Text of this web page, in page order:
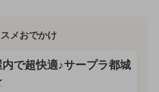
メおでかけ
内で超快適♪サープラ都城